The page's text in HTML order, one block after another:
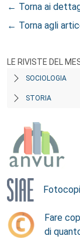
← Torna ai
← Torna agli
LE RIVISTE DEL
SOCIOLOGIA
STORIA
Fare
di